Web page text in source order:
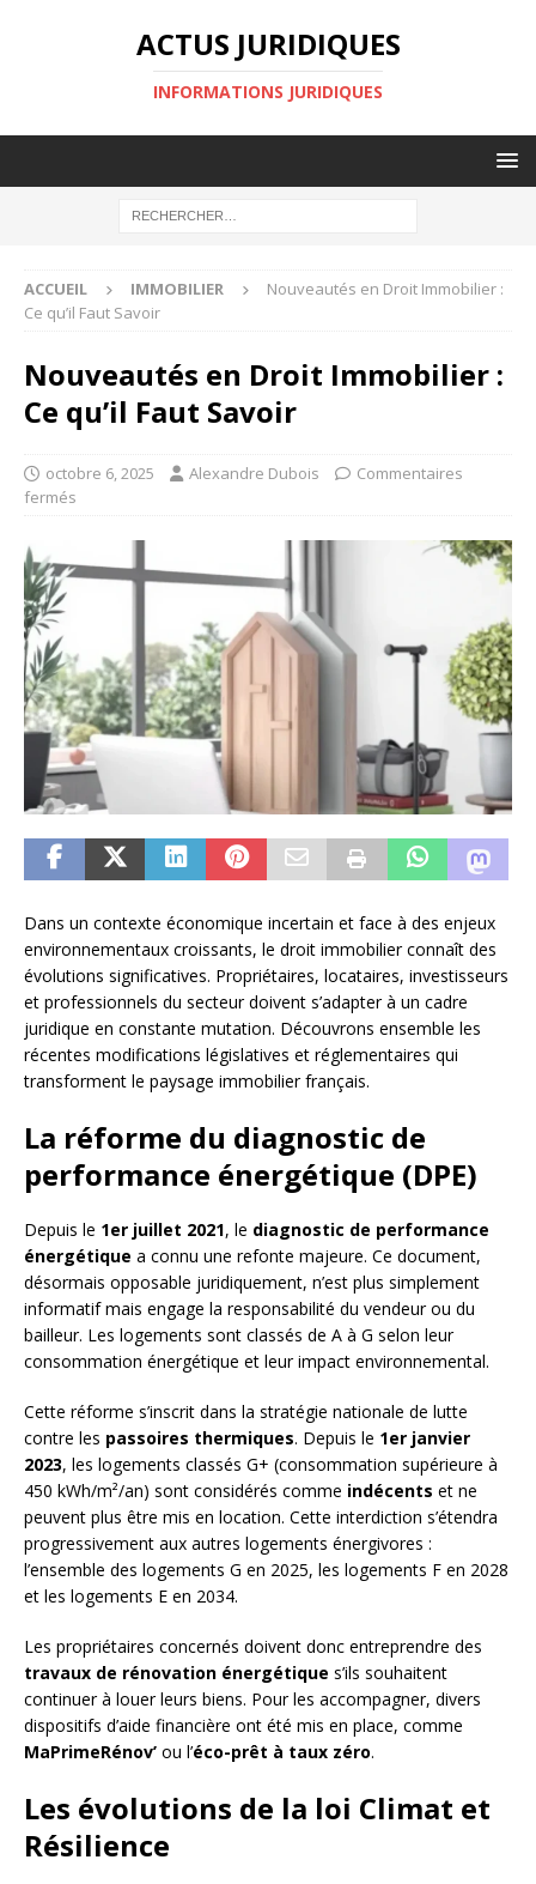
ACTUS JURIDIQUES
INFORMATIONS JURIDIQUES
ACCUEIL IMMOBILIER
Nouveautés en Droit Immobilier :
Ce qu’il Faut Savoir
Nouveautés en Droit Immobilier :
Ce qu’il Faut Savoir
octobre 6, 2025 Alexandre Dubois
Commentaires
fermés
Dans un contexte économique incertain et face à des enjeux
environnementaux croissants, le droit immobilier connaît des
évolutions significatives. Propriétaires, locataires, investisseurs
et professionnels du secteur doivent s’adapter à un cadre
juridique en constante mutation. Découvrons ensemble les
récentes modifications législatives et réglementaires qui
transforment le paysage immobilier français.
La réforme du diagnostic de
performance énergétique (DPE)
Depuis le 1er juillet 2021, le diagnostic de performance
énergétique a connu une refonte majeure. Ce document,
désormais opposable juridiquement, n’est plus simplement
informatif mais engage la responsabilité du vendeur ou du
bailleur. Les logements sont classés de A à G selon leur
consommation énergétique et leur impact environnemental.
Cette réforme s’inscrit dans la stratégie nationale de lutte
contre les passoires thermiques. Depuis le 1er janvier
2023, les logements classés G+ (consommation supérieure à
450 kWh/m²/an) sont considérés comme indécents et ne
peuvent plus être mis en location. Cette interdiction s’étendra
progressivement aux autres logements énergivores :
l’ensemble des logements G en 2025, les logements F en 2028
et les logements E en 2034.
Les propriétaires concernés doivent donc entreprendre des
travaux de rénovation énergétique s’ils souhaitent
continuer à louer leurs biens. Pour les accompagner, divers
dispositifs d’aide financière ont été mis en place, comme
MaPrimeRénov’ ou l’éco-prêt à taux zéro.
Les évolutions de la loi Climat et
Résilience